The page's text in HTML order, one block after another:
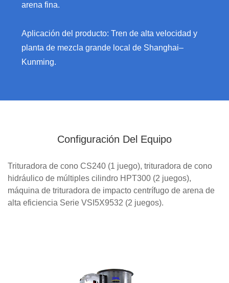
arena fina.
Aplicación del producto: Tren de alta velocidad y
planta de mezcla grande local de Shanghai–
Kunming.
Configuración Del Equipo
Trituradora de cono CS240 (1 juego), trituradora de cono
hidráulico de múltiples cilindro HPT300 (2 juegos),
máquina de trituradora de impacto centrífugo de arena de
alta eficiencia Serie VSI5X9532 (2 juegos).